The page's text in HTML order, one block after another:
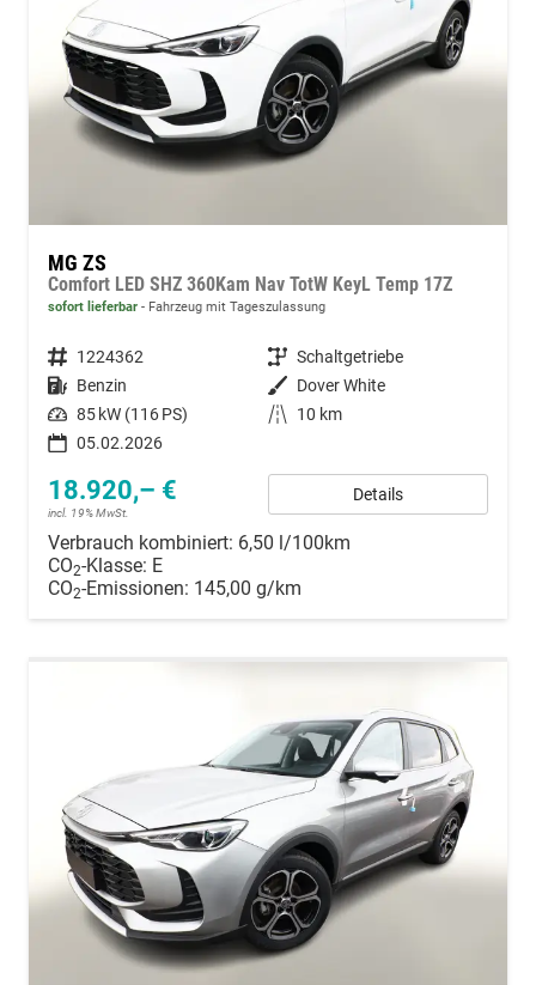
MG ZS
Comfort LED SHZ 360Kam Nav TotW KeyL Temp 17Z
sofort lieferbar Fahrzeug mit Tageszulassung
Fahrzeugnummer 1224362 Getriebe Schaltgetriebe
Kraftstoff Benzin Außenfarbe Dover White
Leistung 85 kW (116 PS) Kilometerstand
10 km
05.02.2026
18.920,– €
incl. 19% MwSt.
Details
Verbrauch kombiniert: 6,50 l/100km
CO2-Klasse: E
CO2-Emissionen: 145,00 g/km